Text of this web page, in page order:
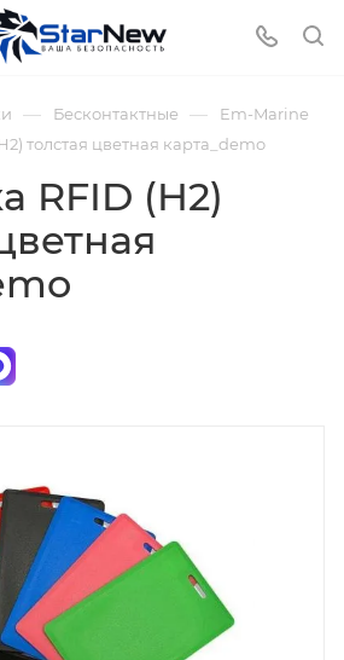
— Бесконтактные — Em-Marine
толстая цветная карта_demo
RFID (H2)